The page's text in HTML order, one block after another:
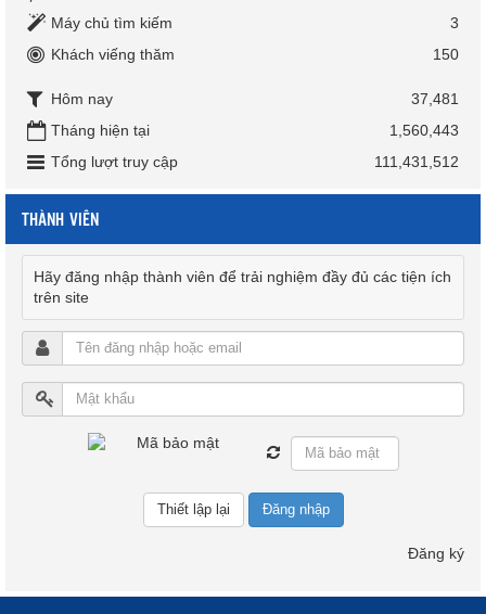
Máy chủ tìm kiếm
3
Khách viếng thăm
150
Hôm nay
37,481
Tháng hiện tại
1,560,443
Tổng lượt truy cập
111,431,512
THÀNH VIÊN
Hãy đăng nhập thành viên để trải nghiệm đầy đủ các tiện ích
trên site
Đăng nhập
Đăng ký